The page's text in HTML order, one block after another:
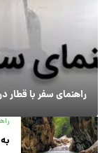
راهنمای سفر با قطار